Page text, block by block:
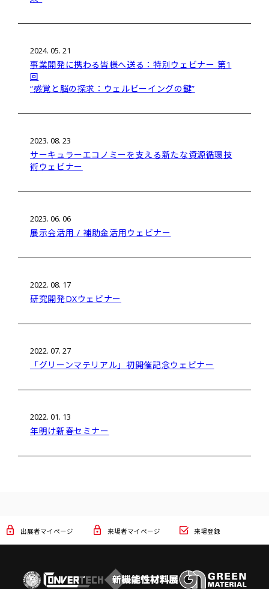
2024. 05. 21
事業開発に携わる皆様へ送る：特別ウェビナー 第1
回
“感覚と脳の探求：ウェルビーイングの鍵”
2023. 08. 23
サーキュラーエコノミーを支える新たな資源循環技
術ウェビナー
2023. 06. 06
展示会活用 / 補助金活用ウェビナー
2022. 08. 17
研究開発DXウェビナー
2022. 07. 27
「グリーンマテリアル」初開催記念ウェビナー
2022. 01. 13
年明け新春セミナー
来場登録
来場者マイページ
出展者マイページ